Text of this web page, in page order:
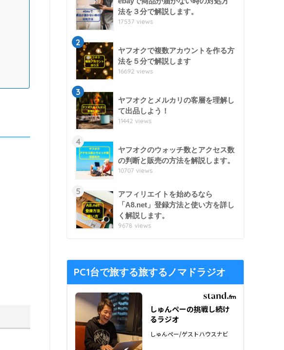
法を３分で解説します。
17537 views
2
ヤフオクで複数アカウントを作る方
法を５分で解説します
16692 views
3
ヤフオクとメルカリの客層を理解し
て出品しよう！
11442 views
4
ヤフオクのウォッチ数とアクセス数
の判断と販売の方法を解説します。
10707 views
5
アフィリエイトを始めるなら
「A8.net」登録方法と使い方を詳し
く解説します。
9678 views
PC1台で旅する旅するノマドラジオ